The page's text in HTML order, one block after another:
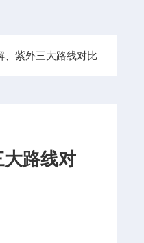
、紫外三大路线对比
路线对